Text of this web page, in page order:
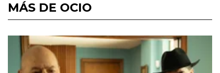
MÁS DE OCIO